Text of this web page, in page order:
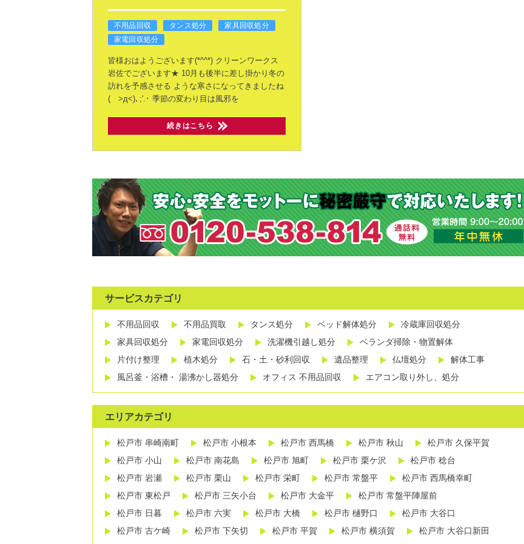
不用品回収 タンス処分
家具回収処分
家電回収処分
皆様おはようございます(*^^*) クリーンワークス
岩佐でございます★ 10月も後半に差し掛かり冬の
訪れを予感させる ような寒さになってきましたね
( >д<)､;'.･ 季節の変わり目は風邪を
続きはこちら
サービスカテゴリ
不用品回収 不用品買取 タンス処分 ベッド解体処分
冷蔵庫回収処分
家具回収処分
家電回収処分 洗濯機引越し処分
ベランダ掃除・物置解体
片付け整理
植木処分 石・土・砂利回収 遺品整理 仏壇処分
解体工事
風呂釜・浴槽・ 湯沸かし器処分
オフィス 不用品回収 エアコン取り外し、処分
エリアカテゴリ
松戸市 串崎南町 松戸市 小根本 松戸市 西馬橋 松戸市 秋山
松戸市 久保平賀
松戸市 小山
松戸市 南花島 松戸市 旭町 松戸市 栗ケ沢
松戸市 稔台
松戸市 岩瀬
松戸市 栗山 松戸市 栄町 松戸市 常盤平
松戸市 西馬橋幸町
松戸市 東松戸
松戸市 三矢小台 松戸市 大金平
松戸市 常盤平陣屋前
松戸市 日暮
松戸市 六実 松戸市 大橋 松戸市 樋野口
松戸市 大谷口
松戸市 古ケ崎
松戸市 下矢切 松戸市 平賀 松戸市 横須賀
松戸市 大谷口新田